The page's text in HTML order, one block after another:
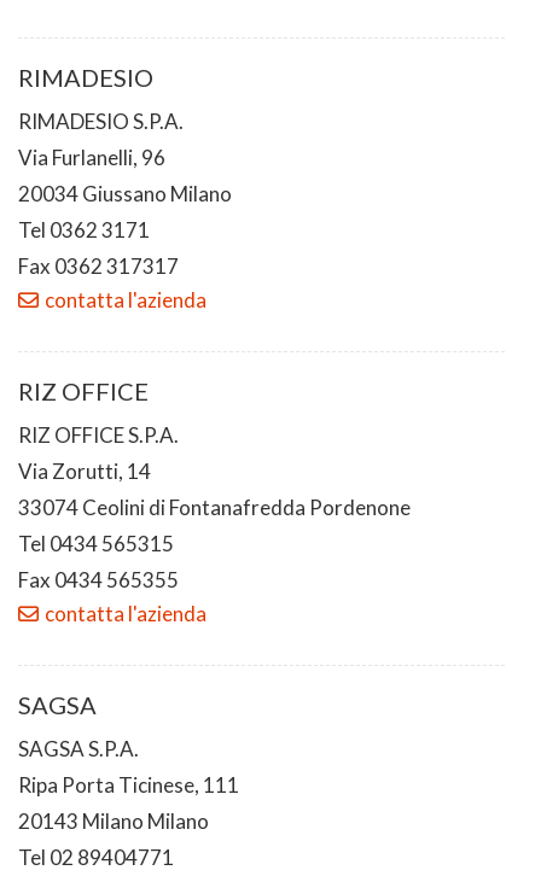
RIMADESIO
RIMADESIO S.P.A.
Via Furlanelli, 96
20034 Giussano Milano
Tel 0362 3171
Fax 0362 317317
contatta l'azienda
RIZ OFFICE
RIZ OFFICE S.P.A.
Via Zorutti, 14
33074 Ceolini di Fontanafredda Pordenone
Tel 0434 565315
Fax 0434 565355
contatta l'azienda
SAGSA
SAGSA S.P.A.
Ripa Porta Ticinese, 111
20143 Milano Milano
Tel 02 89404771